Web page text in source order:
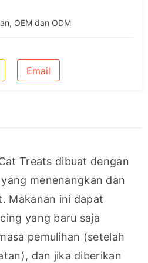
OEM dan ODM
Email
Treats dibuat dengan
menenangkan dan
Makanan ini dapat
yang baru saja
pemulihan (setelah
dan jika diberikan